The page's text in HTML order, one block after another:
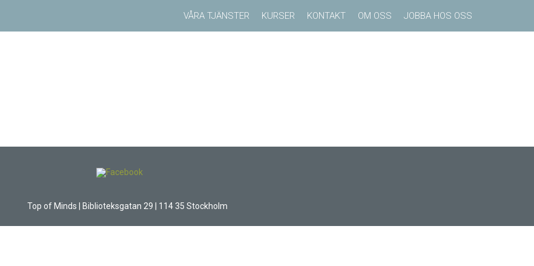
VÅRA TJÄNSTER KURSER KONTAKT OM OSS JOBBA HOS OSS
Top of Minds | Biblioteksgatan 29 | 114 35 Stockholm